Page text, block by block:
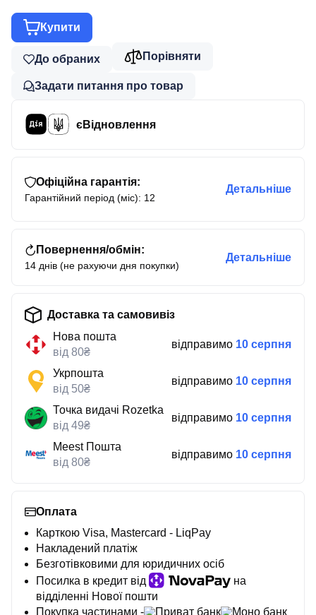
Купити
До обраних Порівняти
Задати питання про товар
єВідновлення
Офіційна гарантія:
Гарантійний період (міс): 12
Детальніше
Повернення/обмін:
14 днів (не рахуючи дня покупки)
Детальніше
Доставка та самовивіз
Нова пошта
від 80₴
відправимо 10 серпня
Укрпошта
від 50₴
відправимо 10 серпня
Точка видачі Rozetka
від 49₴
відправимо 10 серпня
Meest Пошта
від 80₴
відправимо 10 серпня
Оплата
Карткою Visa, Mastercard - LiqPay
Накладений платіж
Безготівковими для юридичних осіб
Посилка в кредит від
на
відділенні Нової пошти
Покупка частинами -
Приват банк Моно банк